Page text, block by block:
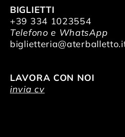
BIGLIETTI
+39 334 1023554
Telefono e WhatsApp
LAVORA CON NOI
invia cv